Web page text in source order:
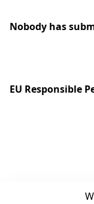
Nobody has
EU Responsible